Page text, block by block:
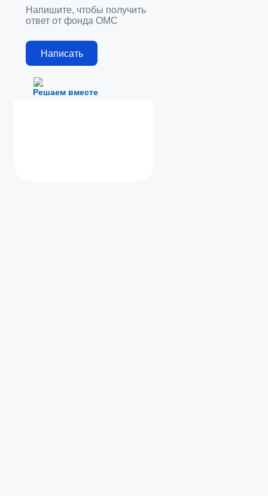
Решаем вместе
Напишите, чтобы получить
ответ от фонда ОМС
Написать